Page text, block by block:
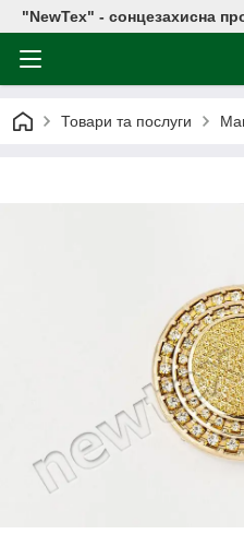
"NewTex" - сонцезахисна
Товари та послуги